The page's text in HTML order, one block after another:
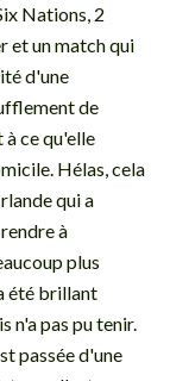
Nations, 2
et un match qui
d'une
de
ce qu'elle
Hélas, cela
qui a
à
plus
été brillant
n'a pas pu tenir.
passée d'une